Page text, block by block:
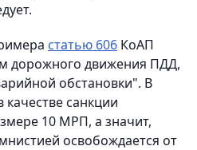
статью 606 КоАП
дорожного движения ПДД,
обстановки". В
качестве санкции
10 МРП, а значит,
освобождается от